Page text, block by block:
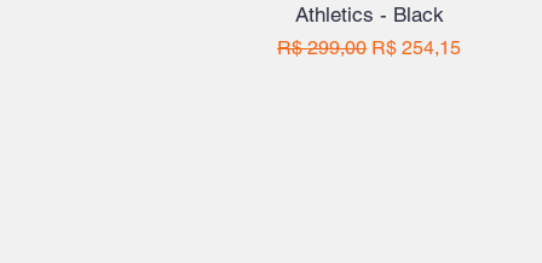
Athletics - Black
Preço normal
R$ 299,00 Preço promocional
R$ 254,15